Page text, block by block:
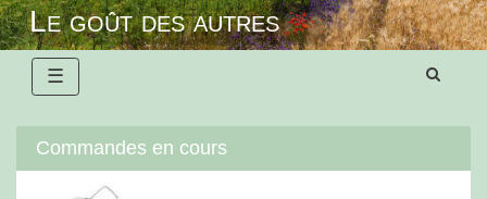
Skip
to
content
Le goût des autres
☰
Commandes en cours